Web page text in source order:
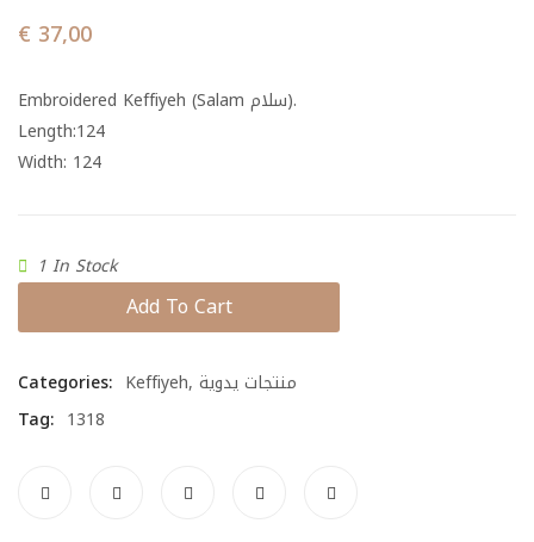
€ 37,00
Embroidered Keffiyeh (Salam سلام).
Length:124
Width: 124
1 In Stock
Add To Cart
Categories: Keffiyeh, منتجات يدوية
Tag: 1318